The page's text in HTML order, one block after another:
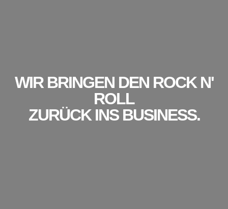
WIR BRINGEN DEN ROCK N'
ROLL
ZURÜCK INS BUSINESS.